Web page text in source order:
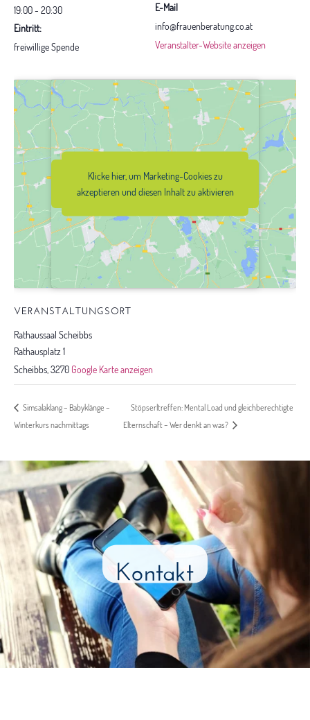
19:00 - 20:30
Eintritt:
freiwillige Spende
E-Mail
info@frauenberatung.co.at
Veranstalter-Website anzeigen
VERANSTALTUNGSORT
Rathaussaal Scheibbs
Rathausplatz 1
Scheibbs 3270 Google Karte anzeigen
akzeptieren und diesen Inhalt zu
aktivieren
Klicke hier, um Marketing-Cookies zu
akzeptieren und diesen Inhalt zu aktivieren
Simsalaklang – Babyklänge –
Winterkurs nachmittags
Stöpserltreffen: Mental Load und gleichberechtigte
Elternschaft – Wer denkt an was?
Kontakt